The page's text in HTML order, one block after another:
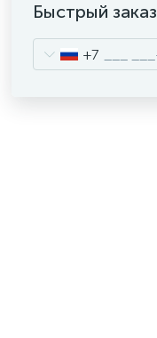
Быстрый заказ
+7